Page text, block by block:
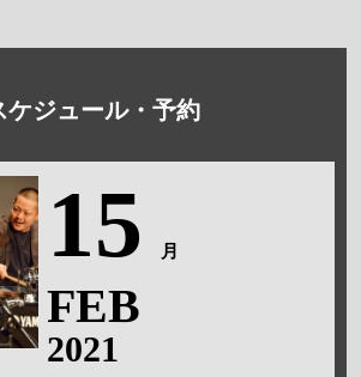
ケジュール・予約
15 月
FEB
2021